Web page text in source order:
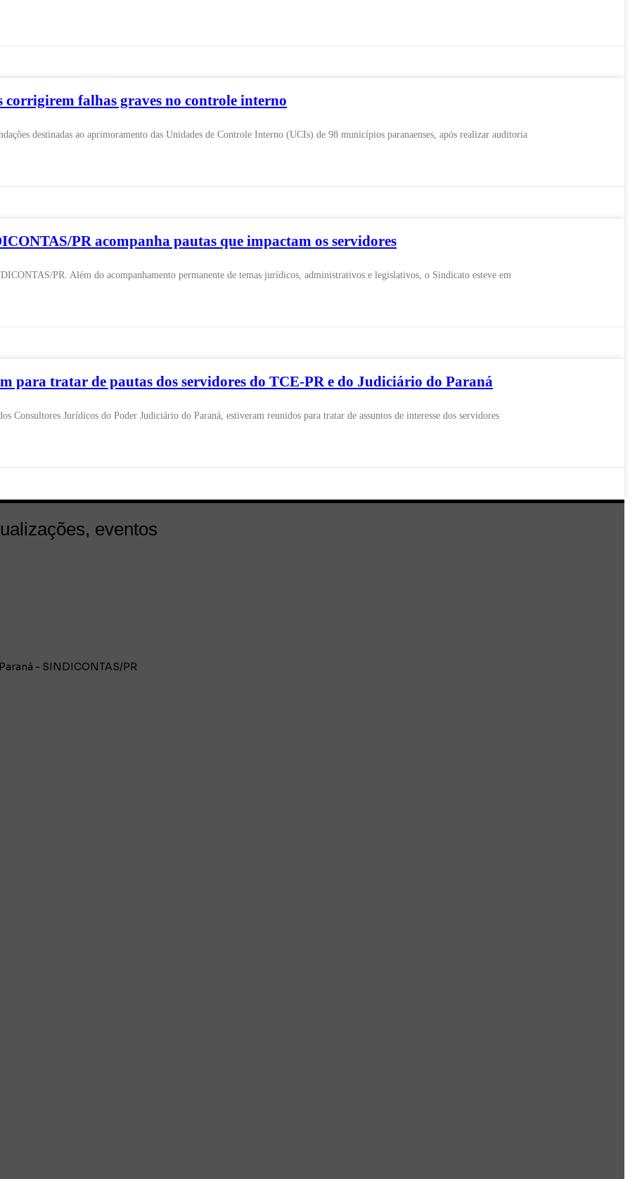
corrigirem falhas graves no controle interno
destinadas ao aprimoramento das Unidades de Controle Interno (UCIs) de 98 municípios paranaenses, após realizar auditoria
PR acompanha pautas que impactam os servidores
PR. Além do acompanhamento permanente de temas jurídicos, administrativos e legislativos, o Sindicato esteve em
para tratar de pautas dos servidores do TCE-PR e do Judiciário do Paraná
Consultores Jurídicos do Poder Judiciário do Paraná, estiveram reunidos para tratar de assuntos de interesse dos servidores
eventos
- SINDICONTAS/PR